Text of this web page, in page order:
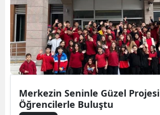
Merkezin Seninle Güzel Projesi
Öğrencilerle Buluştu